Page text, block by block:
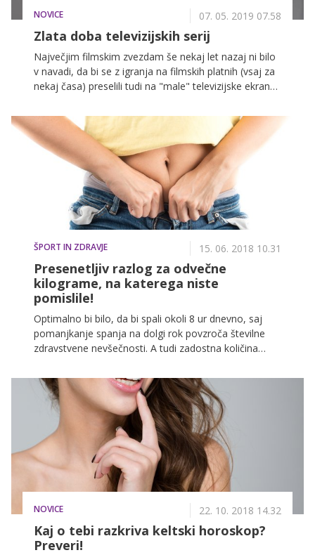
NOVICE 07. 05. 2019 07.58
Zlata doba televizijskih serij
Največjim filmskim zvezdam še nekaj let nazaj ni bilo
v navadi, da bi se z igranja na filmskih platnih (vsaj za
nekaj časa) preselili tudi na "male" televizijske ekrane.
bi njihovo "vrnitev" na male ekrane mediji lahko
razumeli kot korak nazaj v karieri. Potem pa se je z
Glenn Close in njeno vlogo odvetnice v Nevarni igri
("Damages"), ki smo jo spremljali tudi pri nas, pričel
ŠPORT IN ZDRAVJE 15. 06. 2018 10.31
Presenetljiv razlog za odvečne
kilograme, na katerega niste
pomislile!
Optimalno bi bilo, da bi spali okoli 8 ur dnevno, saj
pomanjkanje spanja na dolgi rok povzroča številne
zdravstvene nevšečnosti. A tudi zadostna količina
eden ključnih dejavnikov, ki zagotavljajo kakovosten
spanec, je izbira ustreznega ležišča.
NOVICE 22. 10. 2018 14.32
Kaj o tebi razkriva keltski horoskop?
Preveri!